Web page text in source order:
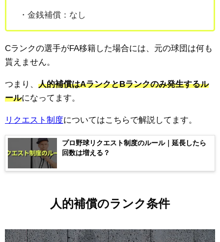
・金銭補償：なし
Cランクの選手がFA移籍した場合には、元の球団は何も
貰えません。
つまり、 人的補償はAランクとBランクのみ発生するル
ールになってます。
リクエスト制度についてはこちらで解説してます。
プロ野球リクエスト制度のルール｜延長したら
回数は増える？
人的補償のランク条件